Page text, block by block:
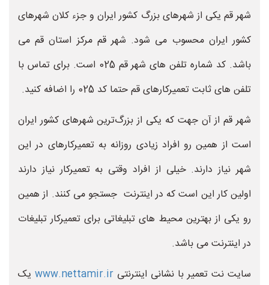
شهر قم یکی از شهرهای بزرگ کشور ایران و جزء کلان شهرهای
کشور ایران محسوب می شود. شهر قم مرکز استان قم می
باشد. کد شماره تلفن های شهر قم 025 است. برای تماس با
تلفن های ثابت تعمیرکارهای قم حتما کد 025 را اضافه کنید.
شهر قم از آن جهت که یکی از بزرگ‌ترین شهرهای کشور ایران
است از همین رو افراد زیادی روزانه به تعمیرکارهای در این
شهر نیاز دارند. خیلی از افراد وقتی به تعمیرکار نیاز دارند
اولین کار این است که در اینترنت جستجو می کنند. از همین
رو یکی از بهترین محیط های تبلیغاتی برای تعمیرکار تبلیغات
در اینترنت می باشد.
سایت نت تعمیر با نشانی اینترنتی www.nettamir.ir یک